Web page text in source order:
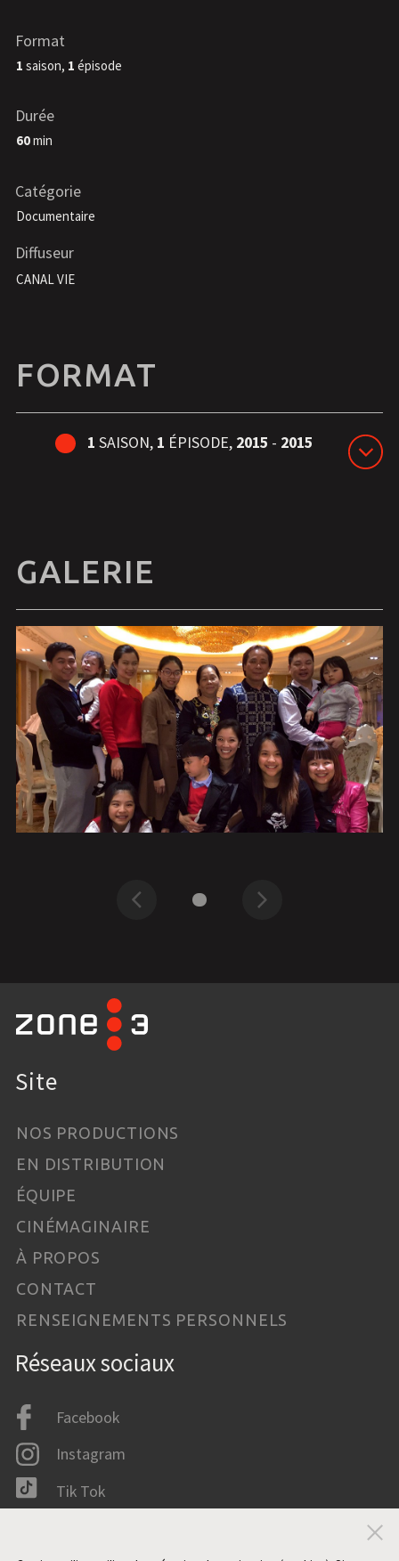
Format
1 saison, 1 épisode
Durée
60min
Catégorie
Documentaire
Diffuseur
CANAL VIE
FORMAT
1 SAISON, 1 ÉPISODE, 2015 - 2015
GALERIE
Précédent Suivant
Site
NOS PRODUCTIONS
EN DISTRIBUTION
ÉQUIPE
CINÉMAGINAIRE
À PROPOS
CONTACT
RENSEIGNEMENTS PERSONNELS
Réseaux sociaux
Facebook
Instagram
Tik Tok